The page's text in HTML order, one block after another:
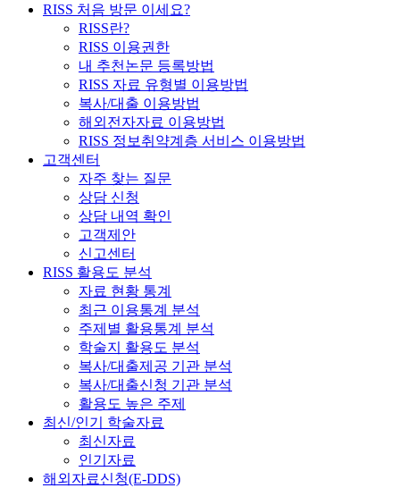
RISS 처음 방문 이세요?
RISS란?
RISS 이용권한
내 추천논문 등록방법
RISS 자료 유형별 이용방법
복사/대출 이용방법
해외전자자료 이용방법
RISS 정보취약계층 서비스 이용방법
고객센터
자주 찾는 질문
상담 신청
상담 내역 확인
고객제안
신고센터
RISS 활용도 분석
자료 현황 통계
최근 이용통계 분석
주제별 활용통계 분석
학술지 활용도 분석
복사/대출제공 기관 분석
복사/대출신청 기관 분석
활용도 높은 주제
최신/인기 학술자료
최신자료
인기자료
해외자료신청(E-DDS)